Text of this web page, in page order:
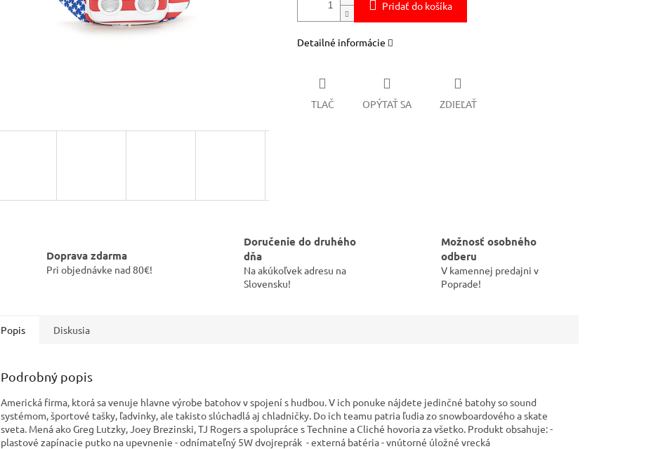
Pridať do košíka
Detailné informácie
TLAČ OPÝTAŤ SA ZDIEĽAŤ
Doprava zdarma
Pri objednávke nad 80€!
Doručenie do druhého
dňa
Na akúkoľvek adresu na
Slovensku!
Možnosť osobného
odberu
V kamennej predajni v
Poprade!
Popis Diskusia
Podrobný popis
Americká firma, ktorá sa venuje hlavne výrobe batohov v spojení s hudbou. V ich ponuke nájdete jedinčné batohy so sound
systémom, športové tašky, ľadvinky, ale takisto slúchadlá aj chladničky. Do ich teamu patria ľudia zo snowboardového a skate
sveta. Mená ako Greg Lutzky, Joey Brezinski, TJ Rogers a spolupráce s Technine a Cliché hovoria za všetko. Produkt obsahuje: -
plastové zapínacie putko na upevnenie - odnímateľný 5W dvojreprák - externá batéria - vnútorné úložné vrecká